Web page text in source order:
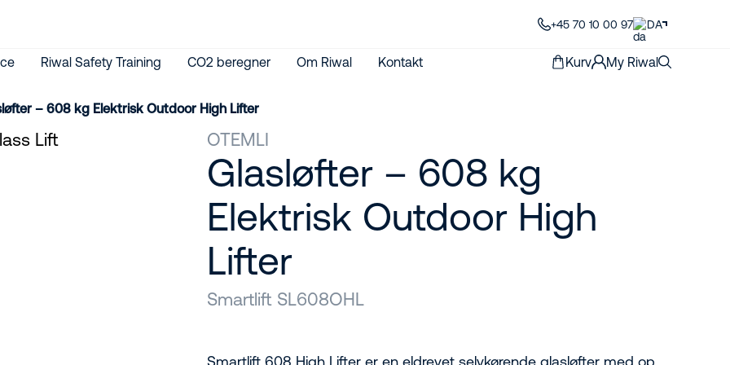
+45 70 10 00 97 DA
Riwal Safety Training CO2 beregner Om Riwal Kontakt Kurv My Riwal
– 608 kg Elektrisk Outdoor High Lifter
OTEMLI
Glasløfter – 608 kg
Elektrisk Outdoor High
Lifter
Smartlift SL608OHL
Smartlift 608 High Lifter er en eldrevet selvkørende glasløfter med op